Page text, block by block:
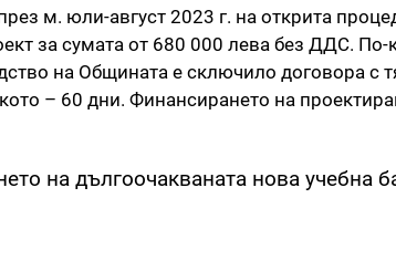
м. юли-август 2023 г. на открита
за сумата от 680 000 лева без ДДС.
на Общината е сключило договора с
– 60 дни. Финансирането на
на дългоочакваната нова учебна